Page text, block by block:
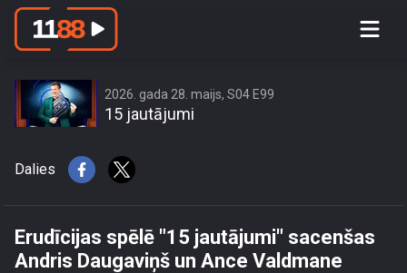
Erudīcijas spēlē \"15 jautājumi\"
2026. gada 28. maijs, S04 E99
15 jautājumi
Dalies
Erudīcijas spēlē "15 jautājumi" sacenšas
Andris Daugaviņš un Ance Valdmane